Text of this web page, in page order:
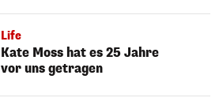
Life
Kate Moss hat es 25 Jahre
vor uns getragen